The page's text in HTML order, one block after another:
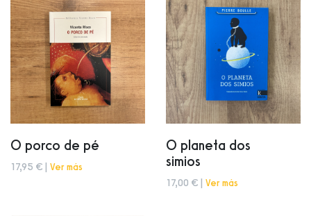
O porco de pé
17,95 € | Ver más
O planeta dos
simios
17,00 € | Ver más